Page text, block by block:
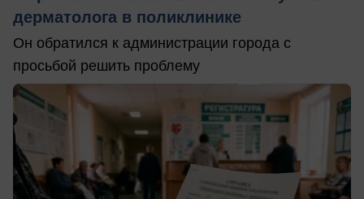
дерматолога в поликлинике
Он обратился к администрации города с
просьбой решить проблему